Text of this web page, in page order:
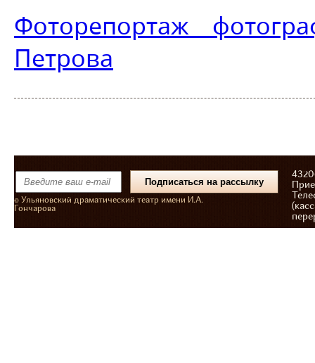
Фоторепортаж
Петрова
© Ульяновский драматический театр имени И.А.
Гончарова